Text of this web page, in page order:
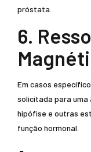
próstata.
6.
Em casos
solicitada para uma
hipófise e outras
função hormonal.